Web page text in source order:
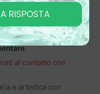
EPOXYFOOD – Con
al contatto con
e artistica con
RISPOSTA